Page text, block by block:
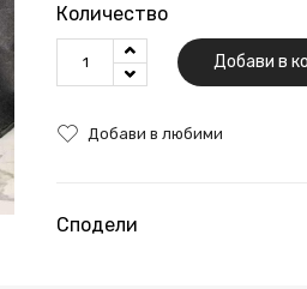
Количество
Добави в
Добави в любими
Сподели